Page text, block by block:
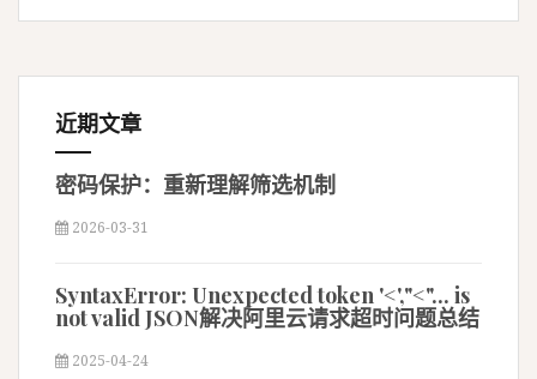
近期文章
密码保护：重新理解筛选机制
2026-03-31
SyntaxError: Unexpected token '<',"<"... is
not valid JSON解决阿里云请求超时问题总结
2025-04-24